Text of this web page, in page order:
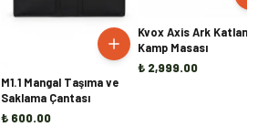
M1.1 Mangal Taşıma ve
Saklama Çantası
₺ 600.00
Kvox Axis Ark
Kamp Masası
₺ 2,999.00